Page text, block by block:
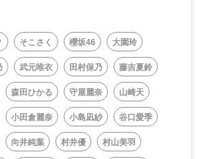
そこさく 櫻坂46
大園玲
武元唯衣 田村保乃
藤吉夏鈴
森田ひかる 守屋麗奈
山崎天
小田倉麗奈 小島凪紗
谷口愛季
向井純葉 村井優
村山美羽